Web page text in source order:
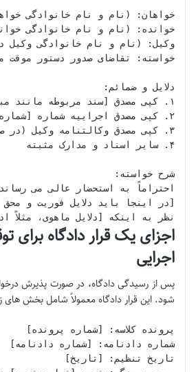
نظر به اینکه [دلایل ماهوی، مثلاً ادعای ابطال سند رهنی
اجزای یک قرار دادگاه برای
اجرایی
پس از رسیدگی دادگاه، در صورت پذیرش
شود. این قرار دادگاه معمولاً شامل بخش های